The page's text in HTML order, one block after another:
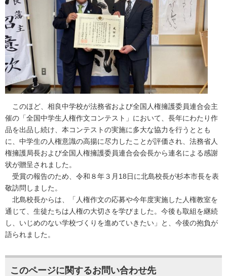
このほど、相良中学校が法務省および全国人権擁護委員連合会主
催の「全国中学生人権作文コンテスト」において、長年にわたり作
品を出品し続け、本コンテストの実施に多大な協力を行うととも
に、中学生の人権意識の高揚に尽力したことが評価され、法務省人
権擁護局長および全国人権擁護委員連合会会長から連名による感謝
状が贈呈されました。
受賞の報告のため、令和８年３月18日に北島校長が杉本市長を表
敬訪問しました。
北島校長からは、「人権作文の応募や今年度実施した人権教室を
通じて、生徒たちは人権の大切さを学びました。今後も取組を継続
し、いじめのない学校づくりを進めていきたい」と、今後の抱負が
語られました。
このページに関するお問い合わせ先